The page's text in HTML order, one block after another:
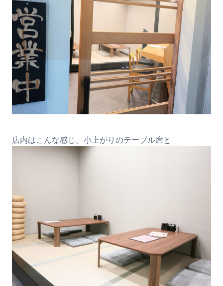
店内はこんな感じ。小上がりのテーブル席と